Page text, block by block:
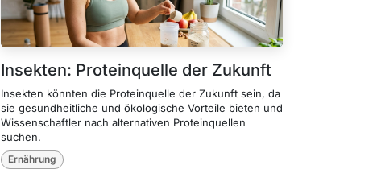
Insekten: Proteinquelle der Zukunft
Insekten könnten die Proteinquelle der Zukunft sein, da
sie gesundheitliche und ökologische Vorteile bieten und
Wissenschaftler nach alternativen Proteinquellen
suchen.
Ernährung